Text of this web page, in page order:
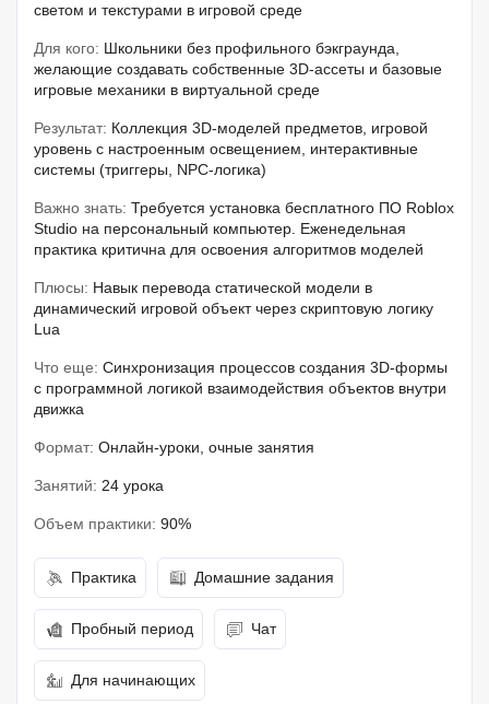
светом и текстурами в игровой среде
Для кого: Школьники без профильного бэкграунда,
желающие создавать собственные 3D-ассеты и базовые
игровые механики в виртуальной среде
Результат: Коллекция 3D-моделей предметов, игровой
уровень с настроенным освещением, интерактивные
системы (триггеры, NPC-логика)
Важно знать: Требуется установка бесплатного ПО Roblox
Studio на персональный компьютер. Еженедельная
практика критична для освоения алгоритмов моделей
Плюсы: Навык перевода статической модели в
динамический игровой объект через скриптовую логику
Lua
Что еще: Синхронизация процессов создания 3D-формы
с программной логикой взаимодействия объектов внутри
движка
Формат: Онлайн-уроки, очные занятия
Занятий: 24 урока
Объем практики: 90%
Практика Домашние задания
Пробный период Чат
Для начинающих